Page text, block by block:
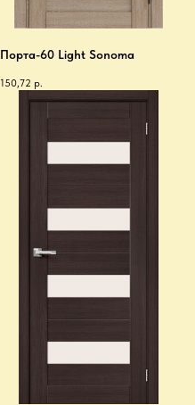
Порта-60 Light Sonoma
150,72 р.